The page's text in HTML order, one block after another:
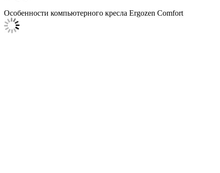
Особенности компьютерного кресла Ergozen Comfort